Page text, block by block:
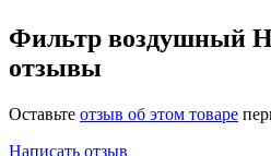
Фильтр воздушный
отзывы
Оставьте отзыв об этом товаре
Написать отзыв